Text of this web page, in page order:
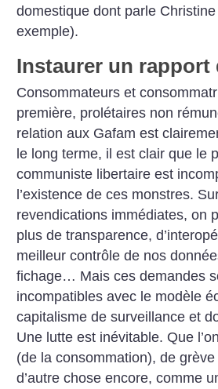
domestique dont parle
exemple).
Instaurer un rapport
Consommateurs et
première, prolétaires non
relation aux Gafam est
le long terme, il est clair que le
communiste libertaire est
l’existence de ces monstres.
revendications immédiates, on
plus de transparence,
meilleur contrôle de nos
fichage… Mais ces demandes
incompatibles avec le modèle
capitalisme de surveillance et
Une lutte est inévitable. Que
(de la consommation), de
d’autre chose encore, comme